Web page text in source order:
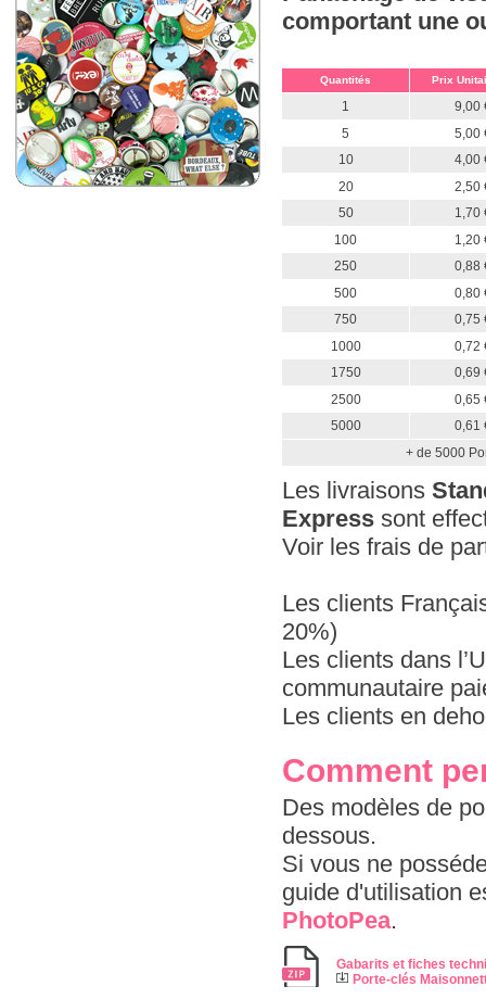
comportant une
Quantités Prix
1
9,00
5
5,00
10
4,00
20
2,50
50
1,70
100
1,20
250
0,88
500
0,80
750
0,75
1000
0,72
1750
0,69
2500
0,65
5000
0,61
+ de 5000
Les livraisons
Express sont
Voir les frais de
Les clients
20%)
Les clients dans
communautaire
Les clients en
Comment
Des modèles de
dessous.
Si vous ne
guide d'utilisation
PhotoPea.
Gabarits et fiches
Porte-clés